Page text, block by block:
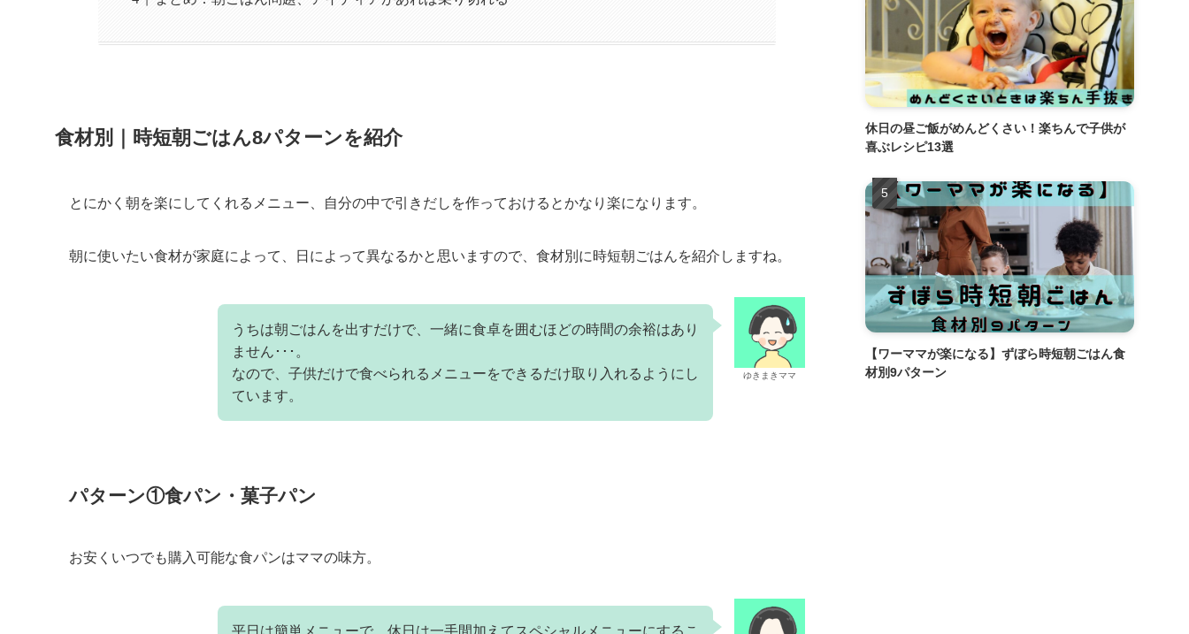
食材別｜時短朝ごはん8パターンを紹介
とにかく朝を楽にしてくれるメニュー、自分の中で引きだしを作っておけるとかなり楽になります。
朝に使いたい食材が家庭によって、日によって異なるかと思いますので、食材別に時短朝ごはんを紹介しますね。
ゆきまきママ
うちは朝ごはんを出すだけで、一緒に食卓を囲むほどの時間の余裕はあり
ません･･･。
なので、子供だけで食べられるメニューをできるだけ取り入れるようにし
ています。
パターン①食パン・菓子パン
お安くいつでも購入可能な食パンはママの味方。
平日は簡単メニューで、休日は一手間加えてスペシャルメニューにするこ
休日の昼ご飯がめんどくさい！楽ちんで子供が
喜ぶレシピ13選
【ワーママが楽になる】ずぼら時短朝ごはん食
材別9パターン